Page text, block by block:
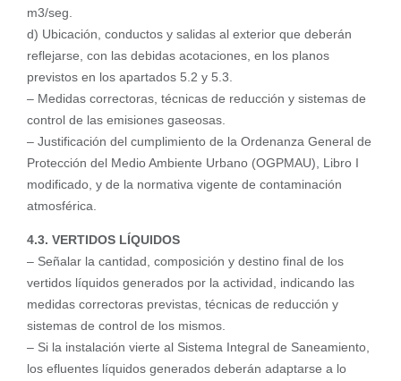
m3/seg.
d) Ubicación, conductos y salidas al exterior que deberán
reflejarse, con las debidas acotaciones, en los planos
previstos en los apartados 5.2 y 5.3.
– Medidas correctoras, técnicas de reducción y sistemas de
control de las emisiones gaseosas.
– Justificación del cumplimiento de la Ordenanza General de
Protección del Medio Ambiente Urbano (OGPMAU), Libro I
modificado, y de la normativa vigente de contaminación
atmosférica.
4.3. VERTIDOS LÍQUIDOS
– Señalar la cantidad, composición y destino final de los
vertidos líquidos generados por la actividad, indicando las
medidas correctoras previstas, técnicas de reducción y
sistemas de control de los mismos.
– Si la instalación vierte al Sistema Integral de Saneamiento,
los efluentes líquidos generados deberán adaptarse a lo